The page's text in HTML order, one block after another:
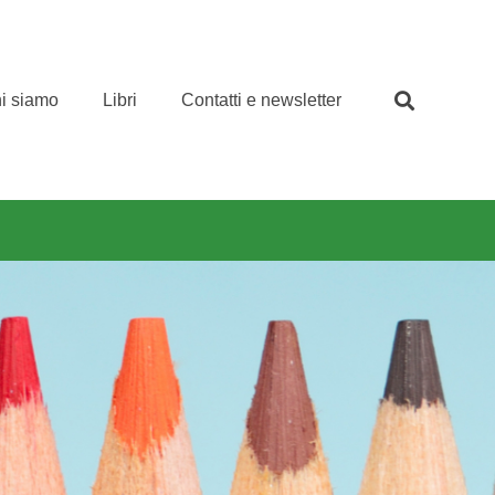
siamo Libri Contatti e newsletter